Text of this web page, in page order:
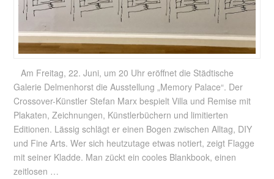
Am Freitag, 22. Juni, um 20 Uhr eröffnet die Städtische
Galerie Delmenhorst die Ausstellung „Memory Palace“. Der
Crossover-Künstler Stefan Marx bespielt Villa und Remise mit
Plakaten, Zeichnungen, Künstlerbüchern und limitierten
Editionen. Lässig schlägt er einen Bogen zwischen Alltag, DIY
und Fine Arts. Wer sich heutzutage etwas notiert, zeigt Flagge
mit seiner Kladde. Man zückt ein cooles Blankbook, einen
zeitlosen …